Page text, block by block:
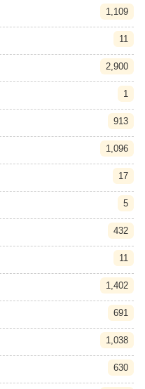
1,109
11
2,900
1
913
1,096
17
5
432
11
1,402
691
1,038
630